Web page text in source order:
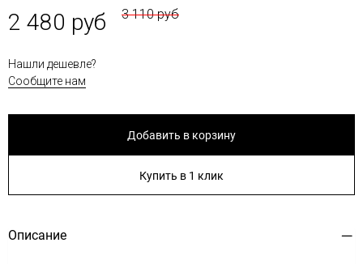
2 480 руб 3 110 руб
Нашли дешевле?
Сообщите нам
Добавить в корзину
Купить в 1 клик
Описание